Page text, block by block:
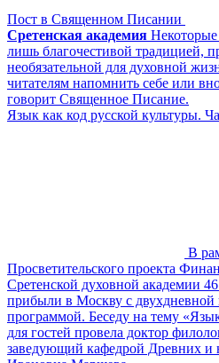
Пост в Священном Писании
Сретенская академия
лишь благочестивой традицией,
необязательной для духовной
читателям напомнить себе или
говорит Священное Писание.
Язык как код русской культуры.
В
Просветительского проекта
Сретенской духовной академии
прибыли в Москву с двухдневной
программой. Беседу на тему
для гостей провела доктор
заведующий кафедрой Древних и